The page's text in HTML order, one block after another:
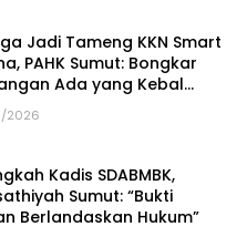
Jadi Tameng KKN Smart
PAHK Sumut: Bongkar
Ada yang Kebal
2026
Kadis SDABMBK,
Sumut: “Bukti
Berlandaskan Hukum”